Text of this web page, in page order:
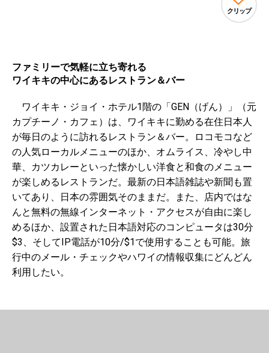
クリップ
ファミリーで気軽に立ち寄れる
ワイキキの中心にあるレストラン＆バー
ワイキキ・ジョイ・ホテル1階の「GEN（げん）」（元
カプチーノ・カフェ）は、ワイキキに勤める在住日本人
が毎日のように訪れるレストラン＆バー。ロコモコなど
の人気ローカルメニューのほか、オムライス、冷やし中
華、カツカレーといった懐かしい洋食と和食のメニュー
が楽しめるレストランだ。最新の日本語雑誌や新聞も置
いてあり、日本の雰囲気そのままだ。また、店内ではな
んと無料の無線インターネット・アクセスが自由に楽し
めるほか、設置された日本語対応のコンピュータは30分
$3、そしてIP電話が10分/$1で使用することも可能。旅
行中のメール・チェックやハワイの情報収集にどんどん
利用したい。